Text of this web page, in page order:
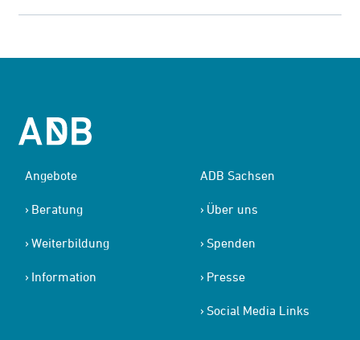
Angebote
Beratung
Weiterbildung
Information
ADB Sachsen
Über uns
Spenden
Presse
Social Media Links